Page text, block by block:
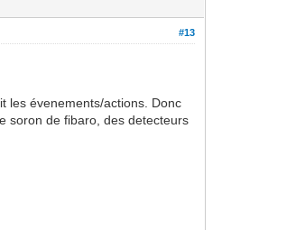
#13
les évenements/actions. Donc
soron de fibaro, des detecteurs